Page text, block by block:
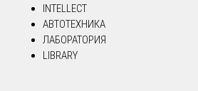
INTELLECT
АВТОТЕХНИКА
ЛАБОРАТОРИЯ
LIBRARY